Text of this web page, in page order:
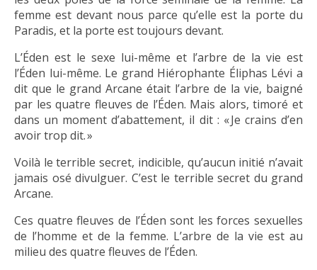
femme est devant nous parce qu’elle est la porte du
Paradis, et la porte est toujours devant.
L’Éden est le sexe lui-même et l’arbre de la vie est
l’Éden lui-même. Le grand Hiérophante Éliphas Lévi a
dit que le grand Arcane était l’arbre de la vie, baigné
par les quatre fleuves de l’Éden. Mais alors, timoré et
dans un moment d’abattement, il dit : « Je crains d’en
avoir trop dit. »
Voilà le terrible secret, indicible, qu’aucun initié n’avait
jamais osé divulguer. C’est le terrible secret du grand
Arcane.
Ces quatre fleuves de l’Éden sont les forces sexuelles
de l’homme et de la femme. L’arbre de la vie est au
milieu des quatre fleuves de l’Éden.